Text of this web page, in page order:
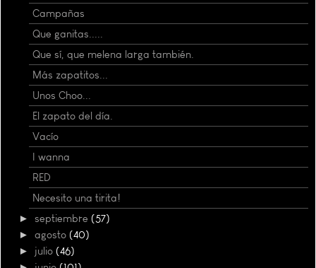
Campañas
Que ganitas.....
Que sí, que melena larga también.
Más zapatitos...
Unos Choo...
El zapato del día.
Vacío
I wanna
RED
Necesito una tirita!
► septiembre (57)
► agosto (40)
► julio (46)